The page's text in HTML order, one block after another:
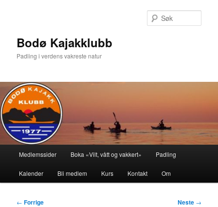
Bodø Kajakklubb
Padling i verdens vakreste natur
Medlemssider Boka «Vilt, vått og vakkert» Padling
Kalender Bli medlem Kurs Kontakt Om
Innleggsnavigasjon
← Forrige Neste →